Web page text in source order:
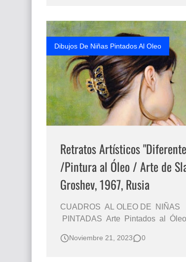
Fotos Artísticas de las Actrices de
Que significan los cuadros de
El mundo del arte en pintura
Dibujos De Niñas Pintados Al Oleo
Retratos Artísticos
/Pintura al Óleo / Arte de
Groshev, 1967, Rusia
CUADROS AL OLEO DE NIÑAS
PINTADAS Arte Pintados al Óleo
Pintados al Óleo Sobre Lienzo
Noviembre 21, 2023 0